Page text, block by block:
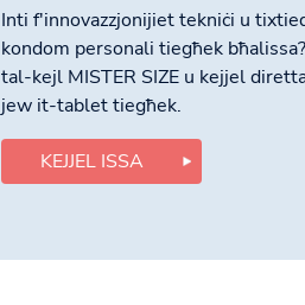
Inti f'innovazzjonijiet tekniċi u
kondom personali tiegħek
tal-kejl MISTER SIZE u kejjel
jew it-tablet tiegħek.
KEJJEL ISSA